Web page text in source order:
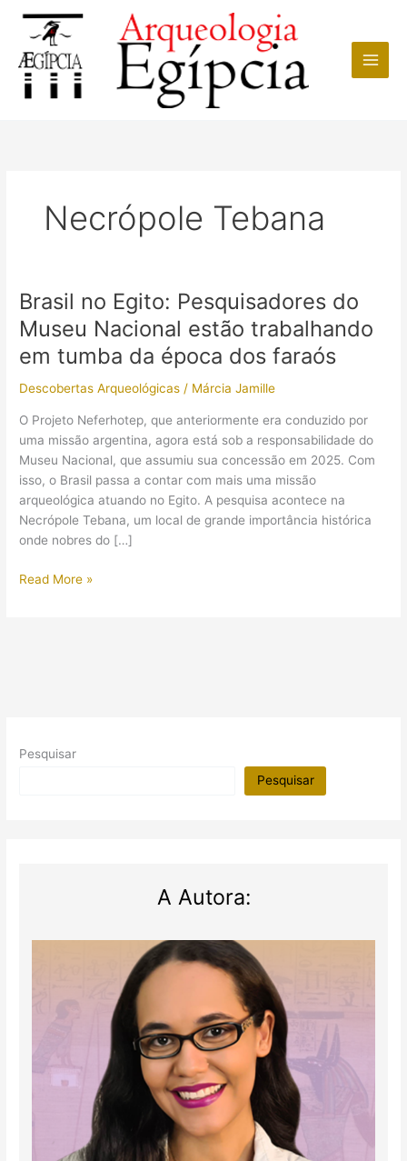
conteúdo
Necrópole Tebana
Brasil no Egito: Pesquisadores do
Museu Nacional estão trabalhando
em tumba da época dos faraós
Descobertas Arqueológicas / Márcia Jamille
O Projeto Neferhotep, que anteriormente era conduzido por
uma missão argentina, agora está sob a responsabilidade do
Museu Nacional, que assumiu sua concessão em 2025. Com
isso, o Brasil passa a contar com mais uma missão
arqueológica atuando no Egito. A pesquisa acontece na
Necrópole Tebana, um local de grande importância histórica
onde nobres do […]
Brasil
em
Read More »
Pesquisar
Pesquisar
A Autora: